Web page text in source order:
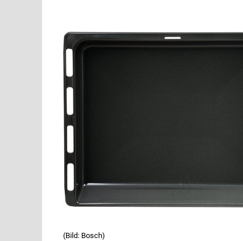
(Bild: Bosch)